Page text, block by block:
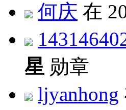
何庆 在
星 勋章
ljyanhong